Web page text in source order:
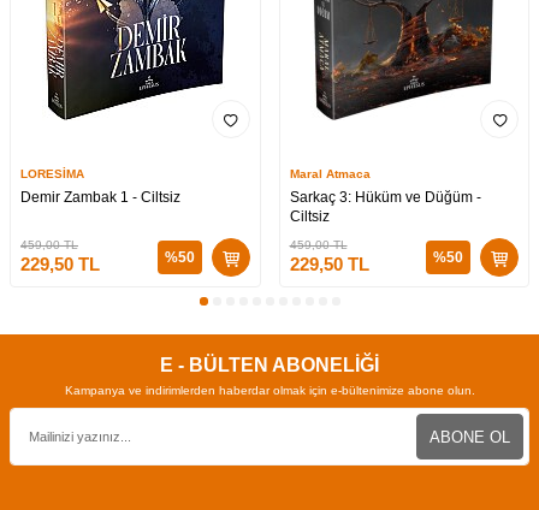
LORESİMA
Demir Zambak 1 - Ciltsiz
459,00TL
229,50 TL %50
Maral Atmaca
Sarkaç 3: Hüküm ve Düğüm -
Ciltsiz
459,00TL
229,50TL %50
E - BÜLTEN ABONELİĞİ
Kampanya ve indirimlerden haberdar olmak için e-bültenimize abone olun.
ABONE OL